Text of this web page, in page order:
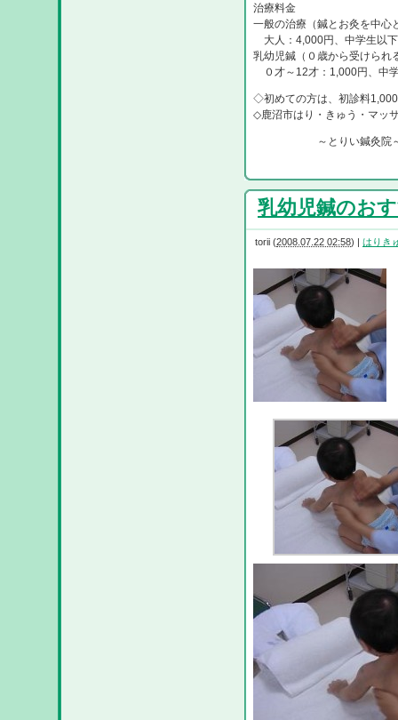
治療料金
一般の治療（鍼とお灸を中心
大人：4,000円、中学生以
乳幼児鍼（０歳から受けられ
０才～12才：1,000円、中
◇初めての方は、初診料
◇鹿沼市はり・きゅう・マッ
～とりい鍼灸院
乳幼児鍼のお
torii (2008.07.22 02:58) | はりき